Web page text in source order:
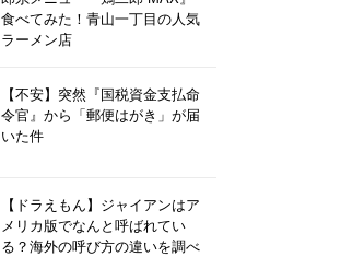
食べてみた！青山一丁目の人気
ラーメン店
【不安】突然『国税資金支払命
令官』から「郵便はがき」が届
いた件
【ドラえもん】ジャイアンはア
メリカ版でなんと呼ばれてい
る？海外の呼び方の違いを調べ